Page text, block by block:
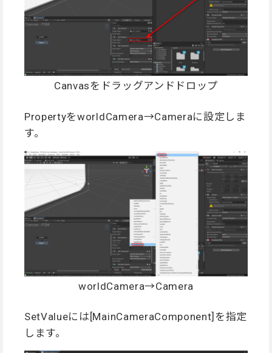
Canvasをドラッグアンドドロップ
PropertyをworldCamera→Cameraに設定しま
す。
worldCamera→Camera
SetValueには[MainCameraComponent]を指定
します。